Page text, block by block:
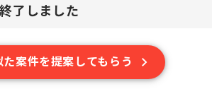
了しました
た案件を提案してもらう